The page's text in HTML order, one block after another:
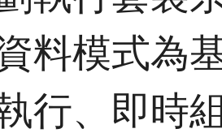
料模式為
行、即時